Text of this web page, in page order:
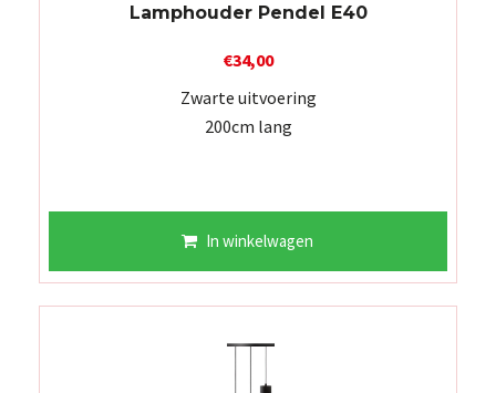
Lamphouder Pendel E40
€34,00
Zwarte uitvoering
200cm lang
In winkelwagen